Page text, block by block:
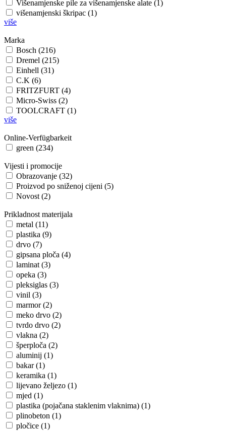
Višenamjenske pile za višenamjenske alate (1)
višenamjenski škripac (1)
više
Marka
Bosch (216)
Dremel (215)
Einhell (31)
C.K (6)
FRITZFURT (4)
Micro-Swiss (2)
TOOLCRAFT (1)
više
Online-Verfügbarkeit
green (234)
Vijesti i promocije
Obrazovanje (32)
Proizvod po sniženoj cijeni (5)
Novost (2)
Prikladnost materijala
metal (11)
plastika (9)
drvo (7)
gipsana ploča (4)
laminat (3)
opeka (3)
pleksiglas (3)
vinil (3)
marmor (2)
meko drvo (2)
tvrdo drvo (2)
vlakna (2)
šperploča (2)
aluminij (1)
bakar (1)
keramika (1)
lijevano željezo (1)
mjed (1)
plastika (pojačana staklenim vlaknima) (1)
plinobeton (1)
pločice (1)